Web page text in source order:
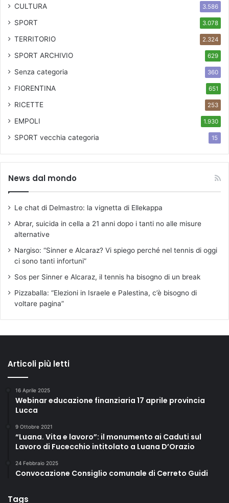
CULTURA 3.586
SPORT 3.078
TERRITORIO 2.324
SPORT ARCHIVIO 629
Senza categoria 360
FIORENTINA 651
RICETTE 253
EMPOLI 1.930
SPORT vecchia categoria 15
News dal mondo
Le chat di Delmastro: la vignetta di Ellekappa
Abrar, suicida in cella a 21 anni dopo i tanti no alle misure
alternative
Nargiso: “Sinner e Alcaraz? Vi spiego perché nel tennis di oggi
ci sono tanti infortuni”
Sos per Sinner e Alcaraz, il tennis ha bisogno di un break
Pizzaballa: “Elezioni in Israele e Palestina, c’è bisogno di
voltare pagina”
Articoli più letti
16 Aprile 2025
Webinar educazione finanziaria 17 aprile provincia
Lucca
9 Ottobre 2021
“Luana. Vita e lavoro”: il monumento ai Caduti sul
Lavoro di Fucecchio intitolato a Luana D’Orazio
24 Febbraio 2025
Convocazione Consiglio comunale di Cerreto Guidi
Tags